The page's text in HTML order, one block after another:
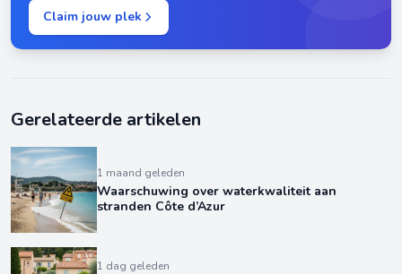
Claim jouw plek
Gerelateerde artikelen
1 maand geleden
Waarschuwing over waterkwaliteit aan
stranden Côte d’Azur
1 dag geleden